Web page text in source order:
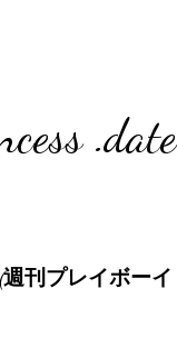
.date
(週刊プレイボーイ